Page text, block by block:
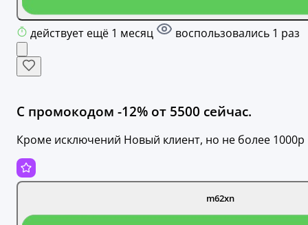
действует ещё 1 месяц воспользовались 1 раз
С промокодом -12% от 5500 сейчас.
Кроме исключений Новый клиент, но не более 1000р
m62xn